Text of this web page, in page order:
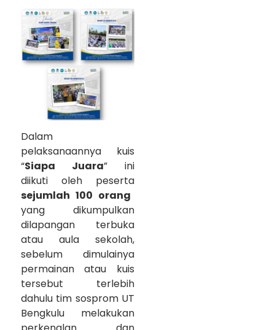
Dalam
pelaksanaannya kuis
“Siapa Juara” ini
diikuti oleh peserta
sejumlah 100 orang
yang dikumpulkan
dilapangan terbuka
atau aula sekolah,
sebelum dimulainya
permainan atau kuis
tersebut terlebih
dahulu tim sosprom UT
Bengkulu melakukan